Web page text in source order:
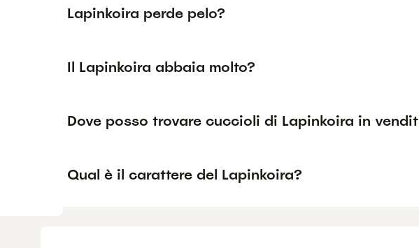
Lapinkoira perde pelo?
Il Lapinkoira abbaia molto?
Dove posso trovare cuccioli di Lapinkoira in
Qual è il carattere del Lapinkoira?